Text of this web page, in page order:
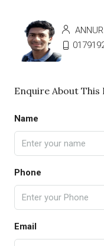
Enquire About
Name
Phone
Email